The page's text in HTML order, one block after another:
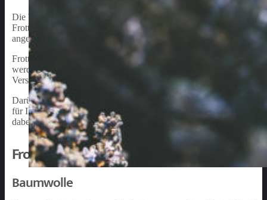
Die Wahl der richtigen Schlafbekleidung für Ihr Baby ist
Frottee-Schlafanzüge sind eine ideale Wahl für Babys, da sie
angenehm auf der empfindlichen Haut Ihres Kindes an und sorgt
Frottee-Schlafanzüge für Babys gibt es in verschiedenen
werden. Zu den gängigen Varianten zählen Einteiler mit Füßen
Verschlussmöglichkeiten wie Druckknöpfe, Reißverschlüsse oder
Darüber hinaus gibt es Frottee-Schlafanzüge in verschiedenen
für Ihr Baby einen Schlafanzug finden, der nicht nur bequem und
dabei auch auf die richtige Größe, damit Ihr Baby ausreichend
Frottee Schlafanzug Baby: Materialien
Baumwolle